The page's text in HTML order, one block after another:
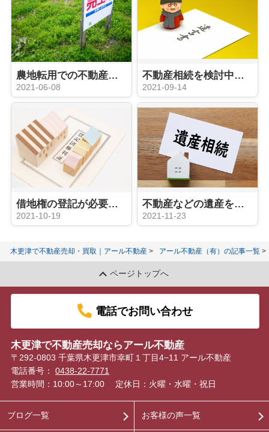
農地転用での不動産売買を検討しよう！転用できる種類や手続き方法は？
2021-06-08
不動産相続を検討中の方に！遺贈についてご案内
2021-09-14
借地権の登記が必要なケースやメリットを詳しく解説！
2021-10-19
不動産などの遺産を相続する際の「特別受益」とは？種類についても解説！
2021-11-23
木更津で不動産売却・買取｜アール不動産 アール不動産（有）の記事一覧
ページトップへ
電話でお問い合わせ
木更津で不動産売却ならアール不動産
〒292-0803 千葉県木更津市幸町１丁目4−11 アール不動産
電話番号： 0438-22-7771
営業時間：10:00～17:00
定休日：火曜・水曜・祝日
ブログ一覧 お客様の声一覧